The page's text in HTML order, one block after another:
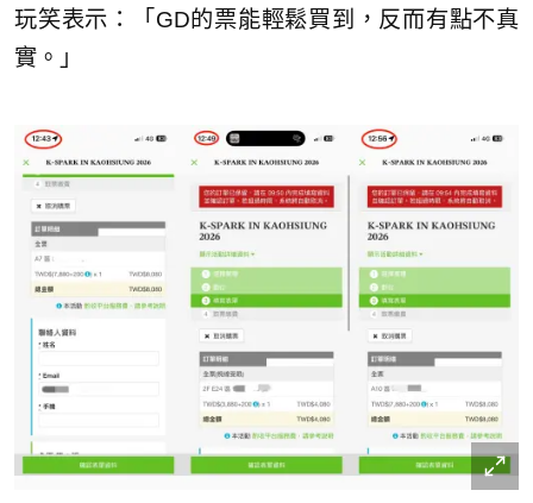
玩笑表示：「GD的票能輕鬆買到，反而有點不真
實。」